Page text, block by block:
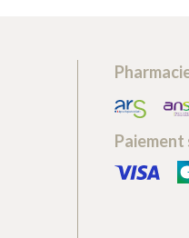
Paiement